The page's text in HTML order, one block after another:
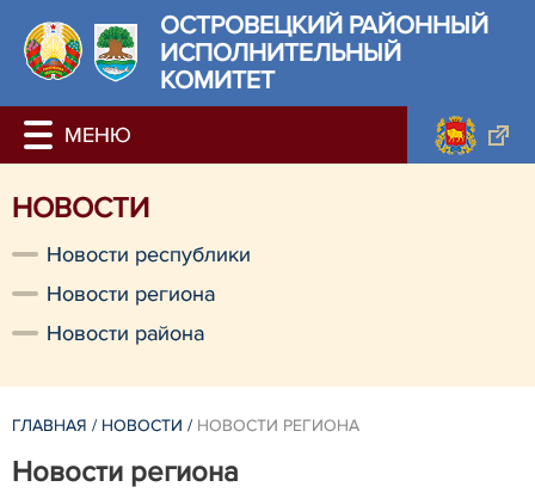
ОСТРОВЕЦКИЙ РАЙОННЫЙ
ИСПОЛНИТЕЛЬНЫЙ
КОМИТЕТ
НОВОСТИ
Новости республики
Новости региона
Новости района
ГЛАВНАЯ / НОВОСТИ / НОВОСТИ РЕГИОНА
Новости региона